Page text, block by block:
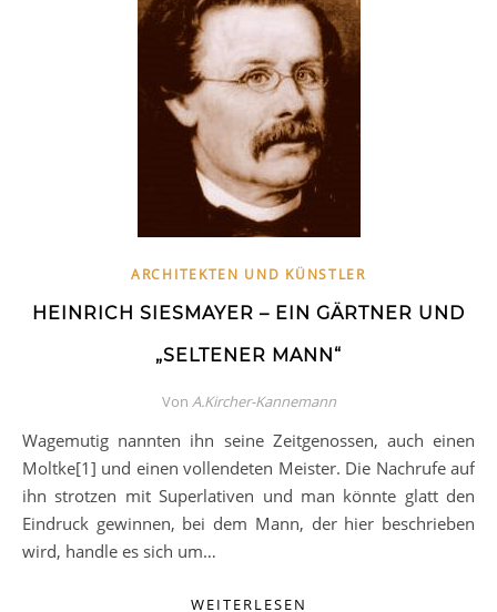
ARCHITEKTEN UND KÜNSTLER
HEINRICH SIESMAYER – EIN GÄRTNER UND
„SELTENER MANN“
Von A.Kircher-Kannemann
Wagemutig nannten ihn seine Zeitgenossen, auch einen
Moltke[1] und einen vollendeten Meister. Die Nachrufe auf
ihn strotzen mit Superlativen und man könnte glatt den
Eindruck gewinnen, bei dem Mann, der hier beschrieben
wird, handle es sich um…
WEITERLESEN